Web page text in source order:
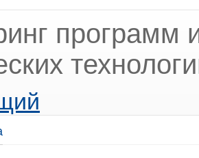
программ